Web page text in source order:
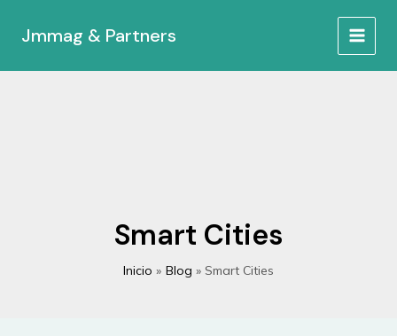
Jmmag & Partners
MAIN
Smart Cities
Inicio Blog Smart Cities